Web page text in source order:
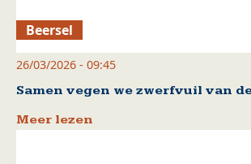
Beersel
26/03/2026 - 09:45
Samen vegen we zwerfvuil van
Meer lezen